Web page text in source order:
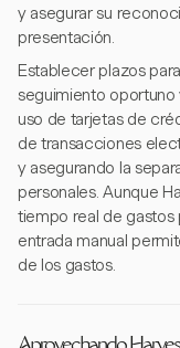
y asegurar su
presentación.
Establecer plazos
seguimiento
uso de tarjetas de
de transacciones
y asegurando la
personales. Aunque
tiempo real de gastos
entrada manual
de los gastos.